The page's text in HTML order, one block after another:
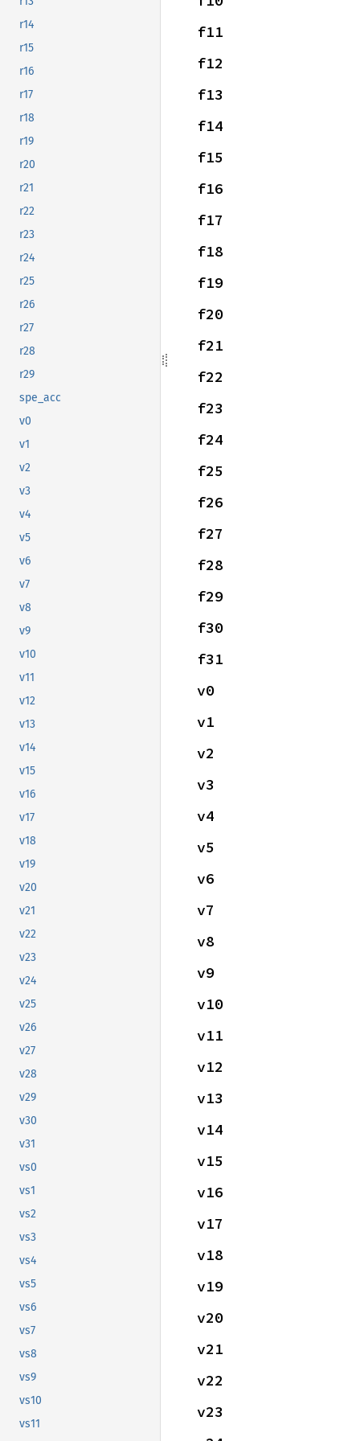
r14
r15
r16
r17
r18
r19
r20
r21
r22
r23
r24
r25
r26
r27
r28
r29
spe_acc
v0
v1
v2
v3
v4
v5
v6
v7
v8
v9
v10
v11
v12
v13
v14
v15
v16
v17
v18
v19
v20
v21
v22
v23
v24
v25
v26
v27
v28
v29
v30
v31
vs0
vs1
vs2
vs3
vs4
vs5
vs6
vs7
vs8
vs9
vs10
vs11
f11
f12
f13
f14
f15
f16
f17
f18
f19
f20
f21
f22
f23
f24
f25
f26
f27
f28
f29
f30
f31
v0
v1
v2
v3
v4
v5
v6
v7
v8
v9
v10
v11
v12
v13
v14
v15
v16
v17
v18
v19
v20
v21
v22
v23